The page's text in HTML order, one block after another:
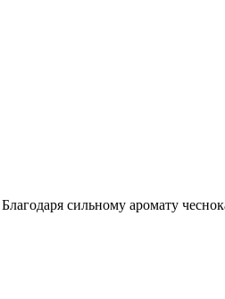
сильному аромату